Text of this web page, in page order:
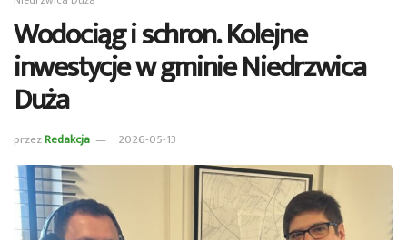
Wodociąg i schron. Kolejne
inwestycje w gminie Niedrzwica
Duża
przezRedakcja 2026-05-13